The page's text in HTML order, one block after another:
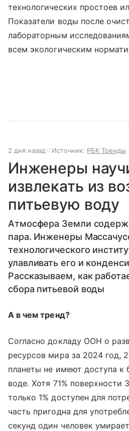
технологических простоев
Показатели воды после
лабораторным
всем экологическим
2 дня назад Источник: РБК Тренды
Инженеры
извлекать из
питьевую воду
Атмосфера Земли
пара. Инженеры
технологического
улавливать его и
Рассказываем, как
сбора питьевой воды
А в чем тренд?
Согласно докладу ООН о
ресурсов мира за 2024 год,
планеты не имеют доступа к
воде. Хотя 71%
только 1% доступен для
часть пригодна для
секунд один человек